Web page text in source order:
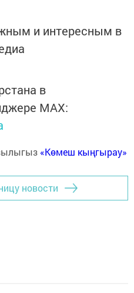
и интересным в
в
MАХ:
«Көмеш кыңгырау»
новости